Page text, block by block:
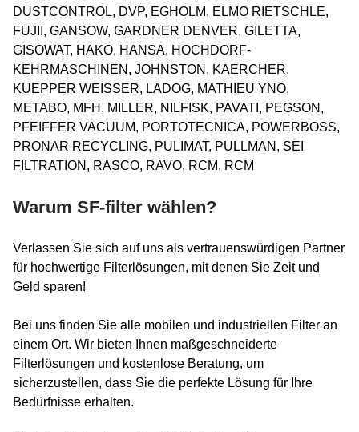
DUSTCONTROL, DVP, EGHOLM, ELMO RIETSCHLE,
FUJII, GANSOW, GARDNER DENVER, GILETTA,
GISOWAT, HAKO, HANSA, HOCHDORF-
KEHRMASCHINEN, JOHNSTON, KAERCHER,
KUEPPER WEISSER, LADOG, MATHIEU YNO,
METABO, MFH, MILLER, NILFISK, PAVATI, PEGSON,
PFEIFFER VACUUM, PORTOTECNICA, POWERBOSS,
PRONAR RECYCLING, PULIMAT, PULLMAN, SEI
FILTRATION, RASCO, RAVO, RCM, RCM
Warum SF-filter wählen?
Verlassen Sie sich auf uns als vertrauenswürdigen Partner
für hochwertige Filterlösungen, mit denen Sie Zeit und
Geld sparen!
Bei uns finden Sie alle mobilen und industriellen Filter an
einem Ort. Wir bieten Ihnen maßgeschneiderte
Filterlösungen und kostenlose Beratung, um
sicherzustellen, dass Sie die perfekte Lösung für Ihre
Bedürfnisse erhalten.